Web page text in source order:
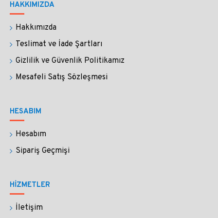
boyalarla, kahve ve şarapla çalışabilirsiniz.
için de uygundur.Kolay temizlenmesi sayesinde
çalışmalarınızda çok rahat renk geçişi sağlarsınız.
SİPARİŞİNİZ NASIL KARGOLANIR?
Özel kutusunun içinde yastığı (kaleminizin
aparat) ile birlikte paketlenmektedir.
hediye paketi yapıyoruz.
Faturanızı mailinize gönderiyoruz.
HAKKIMIZDA
Hakkımızda
Teslimat ve İade Şartları
Gizlilik ve Güvenlik Politikamız
Mesafeli Satış Sözleşmesi
HESABIM
Hesabım
Sipariş Geçmişi
HİZMETLER
İletişim